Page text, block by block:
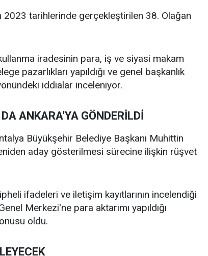
2023 tarihlerinde gerçekleştirilen 38. Olağan
iradesinin para, iş ve siyasi makam
pazarlıkları yapıldığı ve genel başkanlık
iddialar inceleniyor.
ANKARA'YA GÖNDERİLDİ
Büyükşehir Belediye Başkanı Muhittin
aday gösterilmesi sürecine ilişkin rüşvet
ifadeleri ve iletişim kayıtlarının incelendiği
Merkezi'ne para aktarımı yapıldığı
oldu.